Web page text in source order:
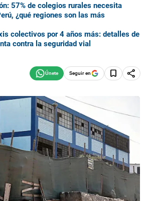
57% de colegios rurales necesita
¿qué regiones son las más
colectivos por 4 años más: detalles de
contra la seguridad vial
Seguir en